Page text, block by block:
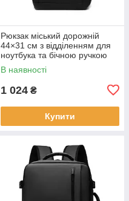
Рюкзак міський дорожній
44×31 см з відділенням для
ноутбука та бічною ручкою
KAY
В наявності
1 024 ₴
Купити